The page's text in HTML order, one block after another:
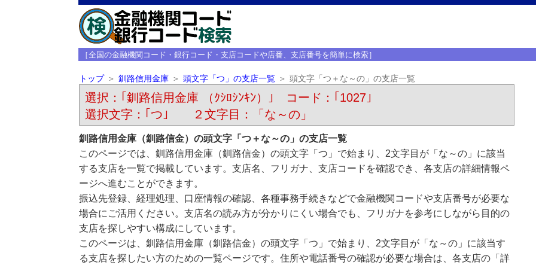
［全国の金融機関コード・銀行コード・支店コードや店番、支店番号を簡単に検索］
トップ 釧路信用金庫 頭文字「つ」の支店一覧 頭文字「つ＋な～の」の支店一覧
選択：｢釧路信用金庫 （ｸｼﾛｼﾝｷﾝ）｣ コード：｢1027｣
選択文字：｢つ｣ ２文字目：「な～の」
釧路信用金庫（釧路信金）の頭文字「つ＋な～の」の支店一覧
このページでは、釧路信用金庫（釧路信金）の頭文字「つ」で始まり、2文字目が「な～の」に該当
する支店を一覧で掲載しています。支店名、フリガナ、支店コードを確認でき、各支店の詳細情報ペ
ージへ進むことができます。
振込先登録、経理処理、口座情報の確認、各種事務手続きなどで金融機関コードや支店番号が必要な
場合にご活用ください。支店名の読み方が分かりにくい場合でも、フリガナを参考にしながら目的の
支店を探しやすい構成にしています。
このページは、釧路信用金庫（釧路信金）の頭文字「つ」で始まり、2文字目が「な～の」に該当す
る支店を探したい方のための一覧ページです。住所や電話番号の確認が必要な場合は、各支店の「詳